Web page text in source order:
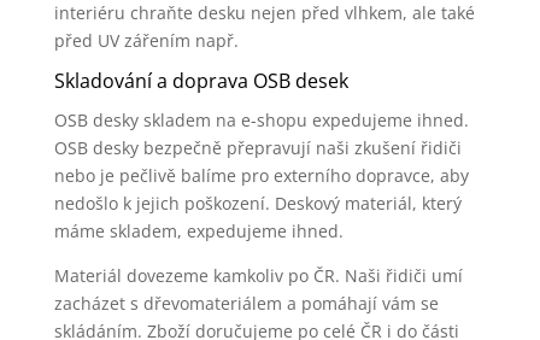
interiéru chraňte desku nejen před vlhkem, ale také
před UV zářením např.
Skladování a doprava OSB desek
OSB desky skladem na e-shopu expedujeme ihned.
OSB desky bezpečně přepravují naši zkušení řidiči
nebo je pečlivě balíme pro externího dopravce, aby
nedošlo k jejich poškození. Deskový materiál, který
máme skladem, expedujeme ihned.
Materiál dovezeme kamkoliv po ČR. Naši řidiči umí
zacházet s dřevomateriálem a pomáhají vám se
skládáním. Zboží doručujeme po celé ČR i do části